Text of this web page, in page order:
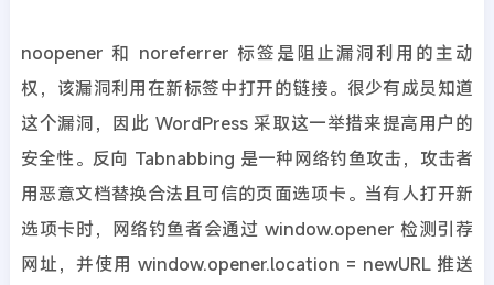
noopener 和 noreferrer 标签是阻止漏洞利用的主动
权，该漏洞利用在新标签中打开的链接。很少有成员知道
这个漏洞，因此 WordPress 采取这一举措来提高用户的
安全性。反向 Tabnabbing 是一种网络钓鱼攻击，攻击者
用恶意文档替换合法且可信的页面选项卡。当有人打开新
选项卡时，网络钓鱼者会通过 window.opener 检测引荐
网址，并使用 window.opener.location = newURL 推送